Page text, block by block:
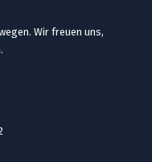
Wir freuen uns,